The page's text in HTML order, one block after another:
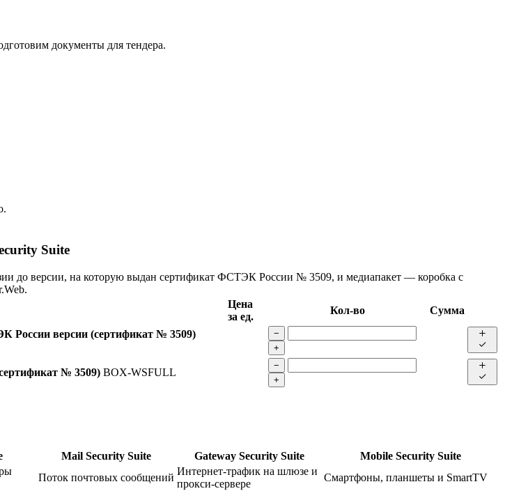
документы для тендера.
Suite
до версии, на которую выдан сертификат ФСТЭК России № 3509, и медиапакет — коробка с
Цена
за ед.
Кол-во
Сумма
России версии (сертификат № 3509)
−
+
№ 3509) BOX-WSFULL
−
+
Mail Security Suite Gateway Security Suite
Mobile Security Suite
Поток почтовых сообщений
Интернет-трафик на шлюзе и
прокси-сервере
Смартфоны, планшеты и SmartTV